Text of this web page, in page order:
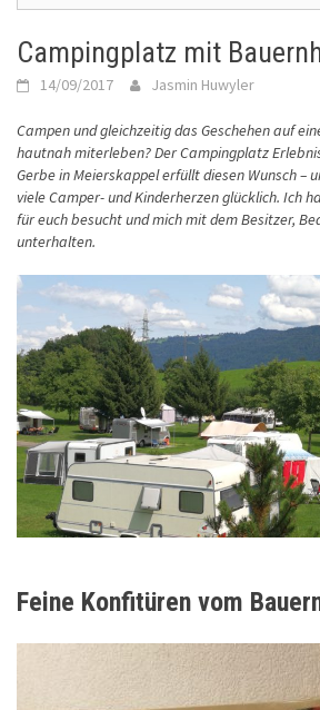
Campingplatz mit
14/09/2017 Jasmin Huwyler
Campen und gleichzeitig das Geschehen auf
hautnah miterleben? Der Campingplatz
Gerbe in Meierskappel erfüllt diesen Wunsch –
viele Camper- und Kinderherzen glücklich. Ich
für euch besucht und mich mit dem Besitzer,
unterhalten.
Feine Konfitüren vom